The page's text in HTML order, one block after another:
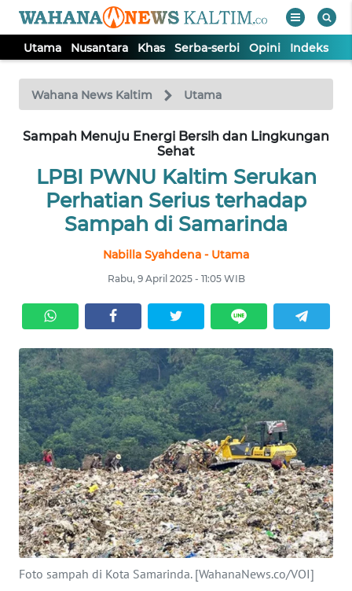
Utama Nusantara Khas Serba-serbi Opini Indeks
Wahana News Kaltim Utama
Sampah Menuju Energi Bersih dan Lingkungan
Sehat
LPBI PWNU Kaltim Serukan
Perhatian Serius terhadap
Sampah di Samarinda
Nabilla Syahdena - Utama
Rabu, 9 April 2025 - 11:05 WIB
Foto sampah di Kota Samarinda. [WahanaNews.co/VOI]
TV
Tutup
UTAMA
NUSANTARA
OPINI
Informasi
INDEKS
BERITA
KONTAK
KAMI
INFO
IKLAN
TENTANG